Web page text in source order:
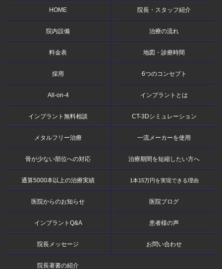
HOME 院長・スタッフ紹介
院内設備 治療の流れ
料金表 地図・診療時間
採用 6つのコンセプト
All-on-4 インプラントとは
インプラント無料相談 CT-3Dシミュレーション
メタルフリー治療 一流メーカーを使用
骨が少ない部位への対応 治療期間を短縮したい方へ
通算5000本以上の治療実績 1本15万円を実現できる理由
医院からのお知らせ 医院ブログ
インプラントQ&A 患者様の声
院長メッセージ お問い合わせ
院長著書の紹介